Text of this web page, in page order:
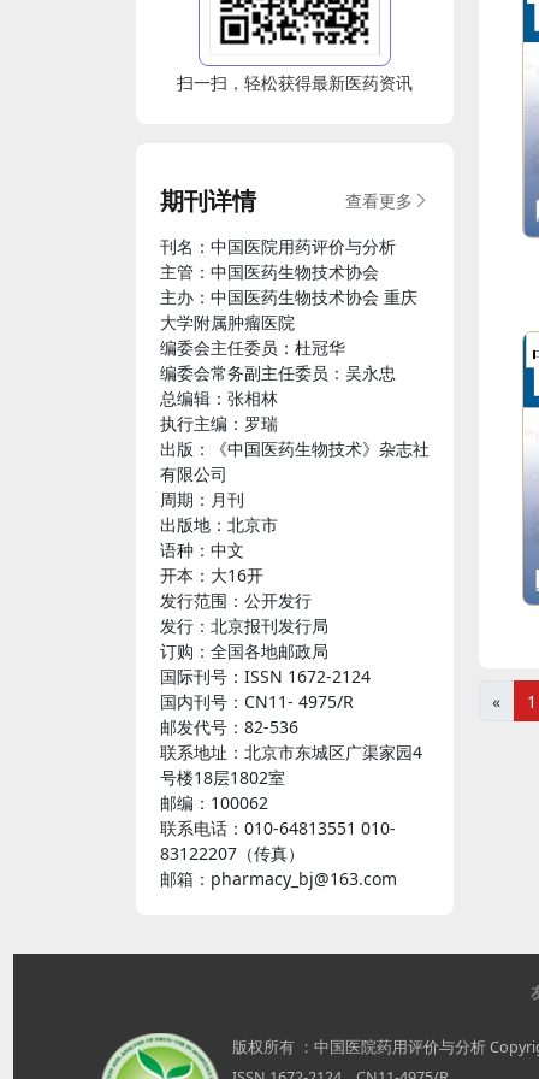
扫一扫，轻松获得最新医药资讯
期刊详情
查看更多
刊名：中国医院用药评价与分析
主管：中国医药生物技术协会
主办：中国医药生物技术协会 重庆
大学附属肿瘤医院
编委会主任委员：杜冠华
编委会常务副主任委员：吴永忠
总编辑：张相林
执行主编：罗瑞
出版：《中国医药生物技术》杂志社
有限公司
周期：月刊
出版地：北京市
语种：中文
开本：大16开
发行范围：公开发行
发行：北京报刊发行局
订购：全国各地邮政局
国际刊号：ISSN 1672-2124
国内刊号：CN11- 4975/R
邮发代号：82-536
联系地址：北京市东城区广渠家园4
号楼18层1802室
邮编：100062
联系电话：010-64813551 010-
83122207（传真）
邮箱：pharmacy_bj@163.com
« 1
版权所有 ：中国医院药用评价与分析